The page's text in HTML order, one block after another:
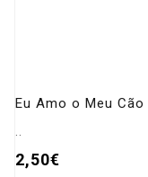
Eu Amo o Meu Cão
2,50€